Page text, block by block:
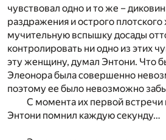
чувствовал одно и то же –
раздражения и острого
мучительную вспышку досады
контролировать ни одно из этих
эту женщину, думал Энтони. Что
Элеонора была совершенно
поэтому ее было невозможно
С момента их первой встречи
Энтони помнил каждую секунду…